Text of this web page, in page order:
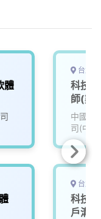
體
台北
科技
師(數
SD)
中國信
司(中
台北
科技
戶溝